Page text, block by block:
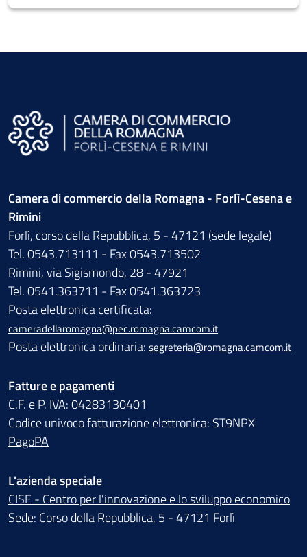
Camera di commercio della Romagna - Forlì-Cesena e
Rimini
Forlì, corso della Repubblica, 5 - 47121 (sede legale)
Tel. 0543.713111 - Fax 0543.713502
Rimini, via Sigismondo, 28 - 47921
Tel. 0541.363711 - Fax 0541.363723
Posta elettronica certificata:
cameradellaromagna@pec.romagna.camcom.it
Posta elettronica ordinaria: segreteria@romagna.camcom.it
Fatture e pagamenti
C.F. e P. IVA: 04283130401
Codice univoco fatturazione elettronica: ST9NPX
PagoPA
L'azienda speciale
CISE - Centro per l'innovazione e lo sviluppo economico
Sede: Corso della Repubblica, 5 - 47121 Forlì